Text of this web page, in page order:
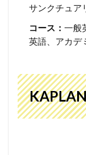
サンクチュア
コース： 一般
英語、アカデ